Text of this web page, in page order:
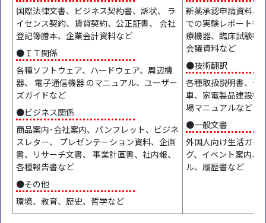
国際法律文書、ビジネス契約書、訴状、 ラ
イセンス契約、賃貸契約、公正証書、 会社
登記簿謄本、企業会計資料など
●ＩＴ関係
各種ソフトウェア、ハードウェア、周辺機
器、 電子通信機器 のマニュアル、ユーザー
ズガイドなど
●ビジネス関係
商品案内･会社案内、パンフレット、ビジネ
スレター、 プレゼンテーション資料、企画
書、リサーチ文書、 事業計画書、社内報、
各種報告書など
●その他
環境、教育、歴史、哲学など
新薬承認申請資料、
での実験レポート等
療機器、臨床試験報
会議資料など
●技術翻訳
各種取扱説明書、仕
車、家電製品建設機
場マニュアルなど
●一般文書
外国人向け生活ガイ
グ、イベント案内、
ル、履歴書など